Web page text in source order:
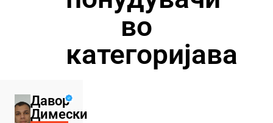
во
категоријава
Давор
Димески